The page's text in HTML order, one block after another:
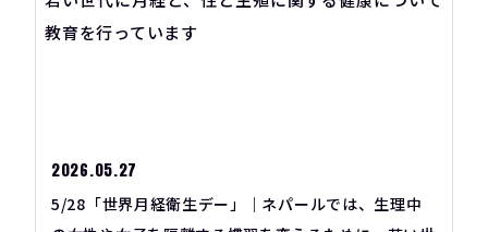
2026.05.27
5/28「世界月経衛生デー」｜ネパールでは、生理中